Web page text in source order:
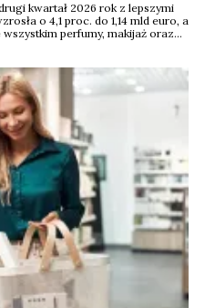
kwartał 2026 rok z lepszymi
o 4,1 proc. do 1,14 mld euro, a
perfumy, makijaż oraz